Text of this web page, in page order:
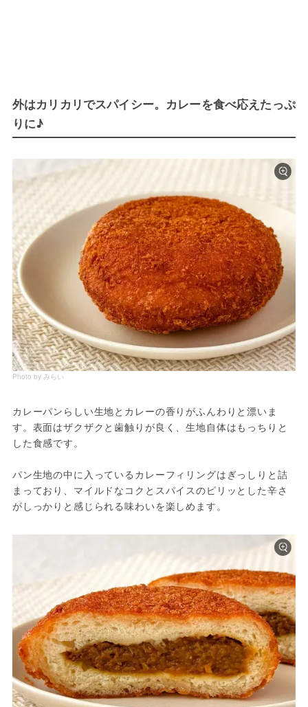
外はカリカリでスパイシー。カレーを食べ応えたっぷ
りに♪
Photo by みらい
カレーパンらしい生地とカレーの香りがふんわりと漂いま
す。表面はザクザクと歯触りが良く、生地自体はもっちりと
した食感です。
パン生地の中に入っているカレーフィリングはぎっしりと詰
まっており、マイルドなコクとスパイスのピリッとした辛さ
がしっかりと感じられる味わいを楽しめます。